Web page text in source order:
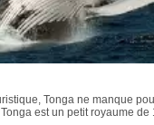
Tonga ne manque
est un petit royaume de